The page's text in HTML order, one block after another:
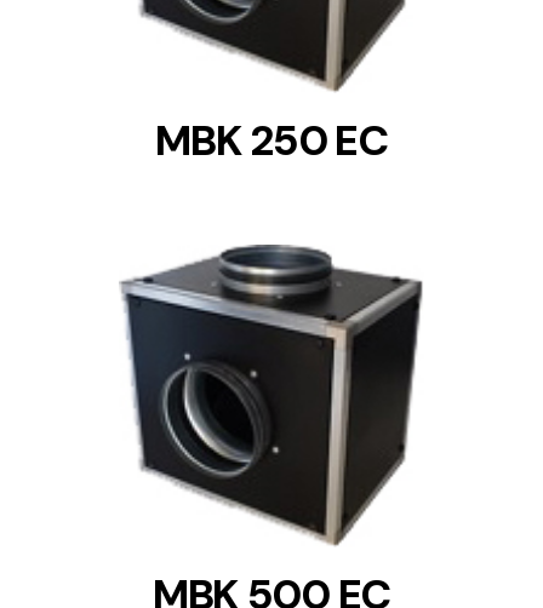
MBK 250 EC
DETAILS
MBK 500 EC